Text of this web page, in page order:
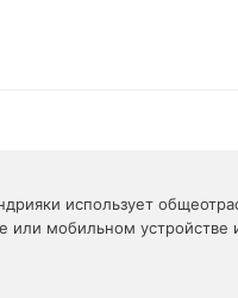
использует
мобильном устройстве